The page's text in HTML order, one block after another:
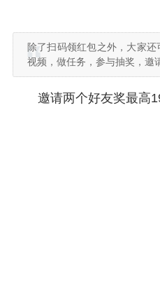
除了扫码领红包之外，大家
视频，做任务，参与抽奖，邀
邀请两个好友奖最高